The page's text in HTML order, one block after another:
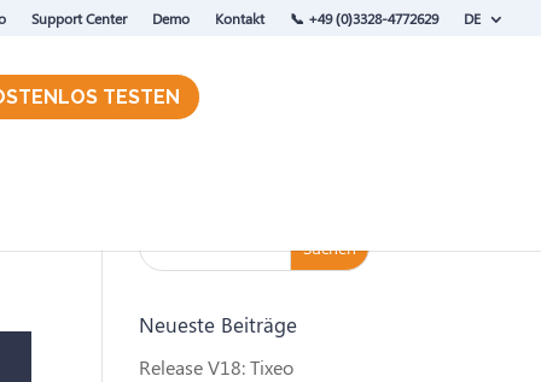
Support Center Demo Kontakt ‭📞 +49 (0)3328-4772629 DE
TESTEN
Neueste Beiträge
Release V18: Tixeo